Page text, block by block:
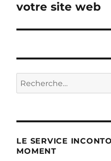
votre site web
Recherche
pour :
LE SERVICE
MOMENT